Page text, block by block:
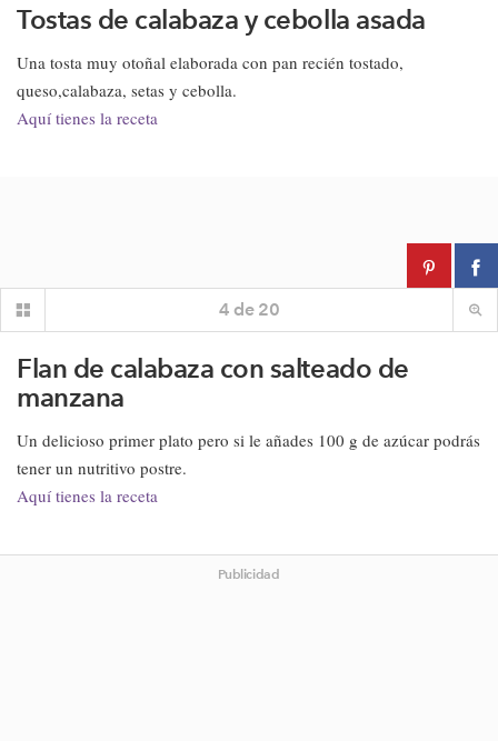
Tostas de calabaza y cebolla asada
Una tosta muy otoñal elaborada con pan recién tostado,
queso,calabaza, setas y cebolla.
Aquí tienes la receta
4 de 20
Flan de calabaza con salteado de
manzana
Un delicioso primer plato pero si le añades 100 g de azúcar podrás
tener un nutritivo postre.
Aquí tienes la receta
Publicidad